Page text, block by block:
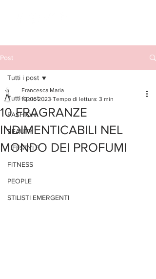
Post
Tutti i post
FASHION
BEAUTY
LIFESTYLE
FITNESS
PEOPLE
STILISTI EMERGENTI
Tutti i post
10 FRAGRANZE
INDIMENTICABILI NEL
MONDO DEI PROFUMI
Francesca Maria
19 dic 2023 Tempo di lettura: 3 min